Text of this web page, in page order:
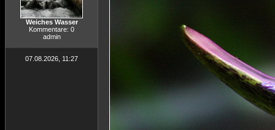
Weiches Wasser
Kommentare: 0
admin
07.08.2026, 11:27